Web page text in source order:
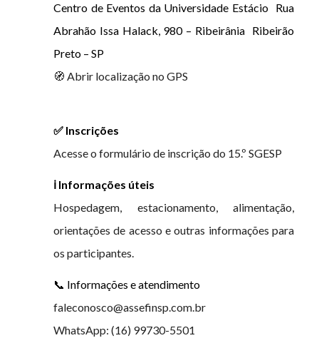
Centro de Eventos da Universidade Estácio Rua
Abrahão Issa Halack, 980 – Ribeirânia Ribeirão
Preto – SP
🧭 Abrir localização no GPS
✅ Inscrições
Acesse o formulário de inscrição do 15.º SGESP
ℹ️ Informações úteis
Hospedagem, estacionamento, alimentação,
orientações de acesso e outras informações para
os participantes.
📞 Informações e atendimento
faleconosco@assefinsp.com.br
WhatsApp: (16) 99730-5501